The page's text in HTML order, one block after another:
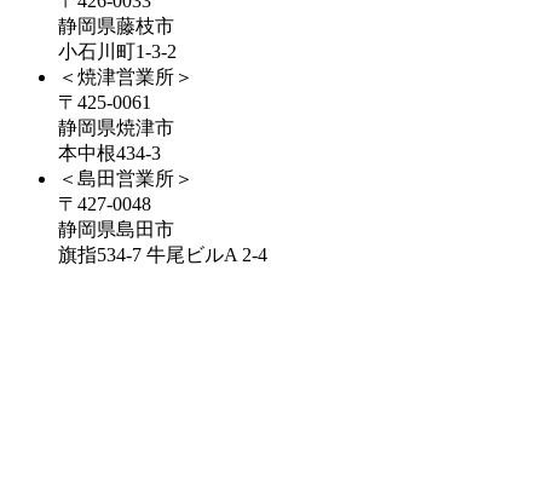
静岡県藤枝市
小石川町1-3-2
＜焼津営業所＞
〒425-0061
静岡県焼津市
本中根434-3
＜島田営業所＞
〒427-0048
静岡県島田市
旗指534-7 牛尾ビルA 2-4